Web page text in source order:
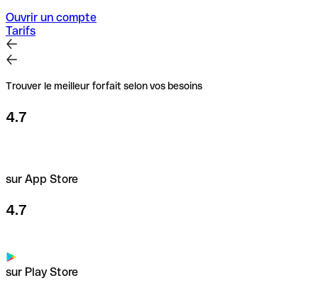
Ouvrir un compte
Tarifs
Trouver le meilleur forfait selon vos besoins
4.7
sur App Store
4.7
sur Play Store